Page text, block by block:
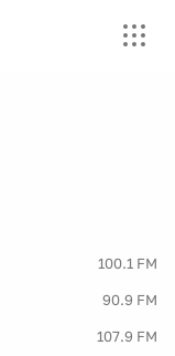
100.1 FM
90.9 FM
107.9 FM